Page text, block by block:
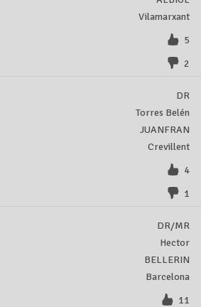
Vilamarxant
5
2
DR
Torres Belén
JUANFRAN
Crevillent
4
1
DR/MR
Hector
BELLERIN
Barcelona
11